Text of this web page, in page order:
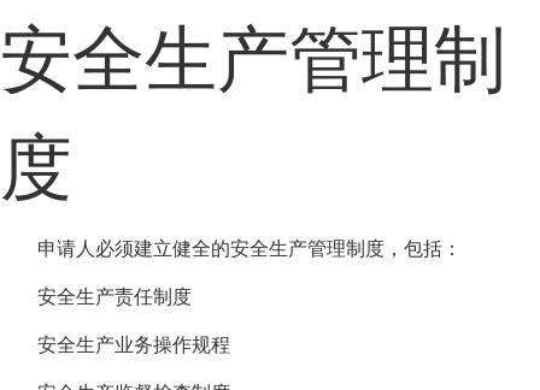
安全生产管理制
度
申请人必须建立健全的安全生产管理制度，包括：
安全生产责任制度
安全生产业务操作规程